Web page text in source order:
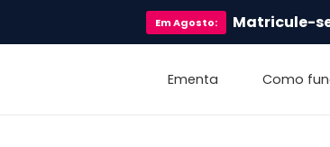
EmAgosto: Matricule-
Ementa Como